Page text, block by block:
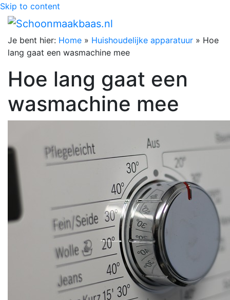
Skip to content
Je bent hier: Home » Huishoudelijke apparatuur » Hoe
lang gaat een wasmachine mee
Hoe lang gaat een
wasmachine mee